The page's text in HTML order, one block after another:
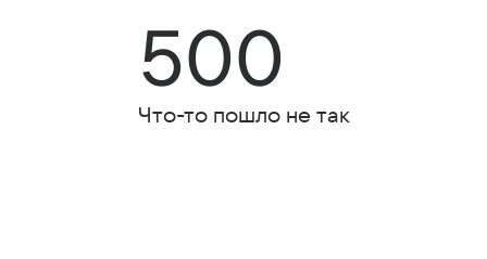
500
Что-то пошло не так